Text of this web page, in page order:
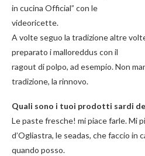
in cucina Official” con le
videoricette.
A volte seguo la tradizione altre
preparato i malloreddus con il
ragout di polpo, ad esempio. Non
tradizione, la rinnovo.
Quali sono i tuoi prodotti sardi
Le paste fresche! mi piace farle. Mi
d’Ogliastra, le seadas, che faccio in
quando posso.